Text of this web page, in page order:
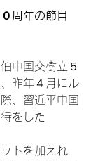
周年の節目
中国交樹立５
昨年４月にル
、習近平中国
をした
トを加えれ